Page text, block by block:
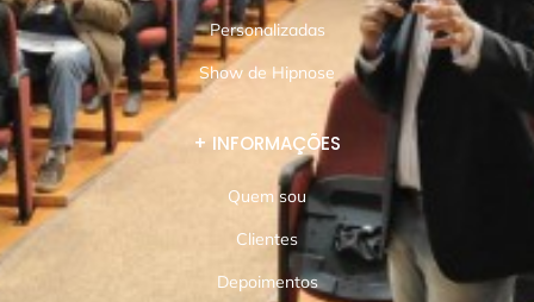
Personalizadas
Show de Hipnose
+ INFORMAÇÕES
Quem sou
Clientes
Depoimentos